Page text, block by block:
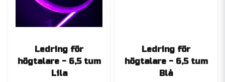
Ledring för
högtalare - 6,5 tum
Lila
Ledring för
högtalare - 6,5 tum
Blå